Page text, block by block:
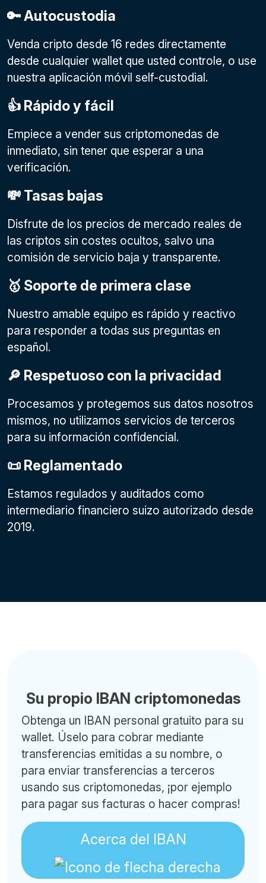
🔑 Autocustodia
Venda cripto desde 16 redes directamente
desde cualquier wallet que usted controle, o use
nuestra aplicación móvil self-custodial.
👍 Rápido y fácil
Empiece a vender sus criptomonedas de
inmediato, sin tener que esperar a una
verificación.
💸 Tasas bajas
Disfrute de los precios de mercado reales de
las criptos sin costes ocultos, salvo una
comisión de servicio baja y transparente.
🥇 Soporte de primera clase
Nuestro amable equipo es rápido y reactivo
para responder a todas sus preguntas en
español.
🔎 Respetuoso con la privacidad
Procesamos y protegemos sus datos nosotros
mismos, no utilizamos servicios de terceros
para su información confidencial.
📜 Reglamentado
Estamos regulados y auditados como
intermediario financiero suizo autorizado desde
2019.
Su propio IBAN criptomonedas
Obtenga un IBAN personal gratuito para su
wallet. Úselo para cobrar mediante
transferencias emitidas a su nombre, o
para enviar transferencias a terceros
usando sus criptomonedas, ¡por ejemplo
para pagar sus facturas o hacer compras!
Acerca del IBAN